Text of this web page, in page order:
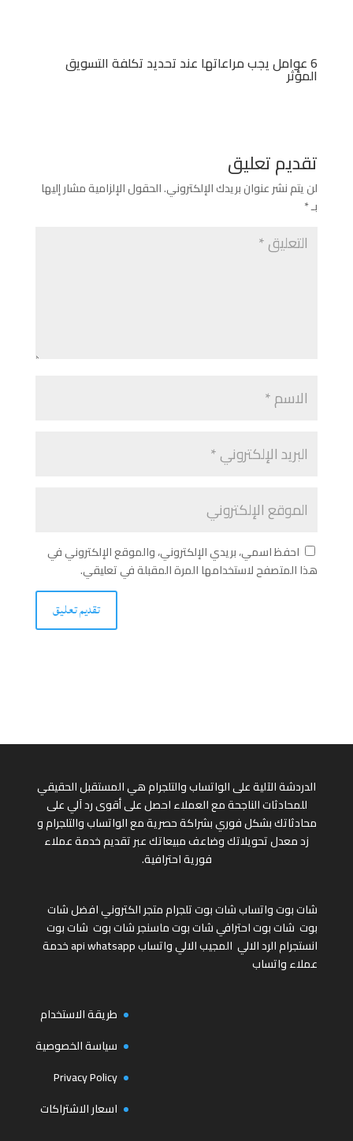
6 عوامل يجب مراعاتها عند تحديد تكلفة التسويق
المؤثر
تقديم تعليق
لن يتم نشر عنوان بريدك الإلكتروني.الحقول الإلزامية مشار إليها
بـ*
احفظ اسمي، بريدي الإلكتروني، والموقع الإلكتروني في
هذا المتصفح لاستخدامها المرة المقبلة في تعليقي.
الدردشة الآلية على الواتساب والتلجرام هي المستقبل الحقيقي
للمحادثات الناجحة مع العملاء احصل على أقوى رد آلي على
محادثاتك بشكل فوري بشراكة حصرية مع الواتساب والتلجرام و
زد معدل تحويلاتك وضاعف مبيعاتك عبر تقديم خدمة عملاء
فورية احترافية.
شات بوت واتسابشات بوت تلجراممتجر الكترونيافضل شات
بوت شات بوت احترافيشات بوت ماسنجرشات بوت شات بوت
انستجرامالرد الالي المجيب الالي واتسابapi whatsappخدمة
عملاء واتساب
طريقة الاستخدام
سياسة الخصوصية
Privacy Policy
اسعار الاشتراكات